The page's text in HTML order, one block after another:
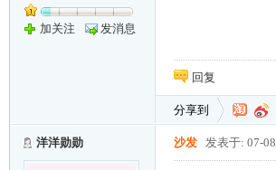
加关注 发消息
回复
分享到
洋洋勋勋 沙发 发表于: 07-08